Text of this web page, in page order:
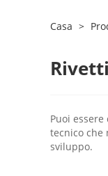
Casa >
Puoi
tecnico che
sviluppo.